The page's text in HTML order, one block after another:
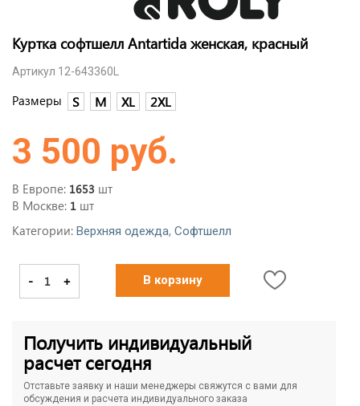
Куртка софтшелл Antartida женская, красный
Артикул 12-643360L
Размеры S M XL 2XL
3 500 руб.
В Европе: 1653 шт
В Москве: 1 шт
Категории: Верхняя одежда, Софтшелл
- + В корзину
Получить индивидуальный
расчет сегодня
Отставьте заявку и наши менеджеры свяжутся с вами для
обсуждения и расчета индивидуального заказа